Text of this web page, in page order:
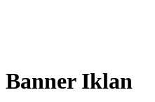
Banner Iklan